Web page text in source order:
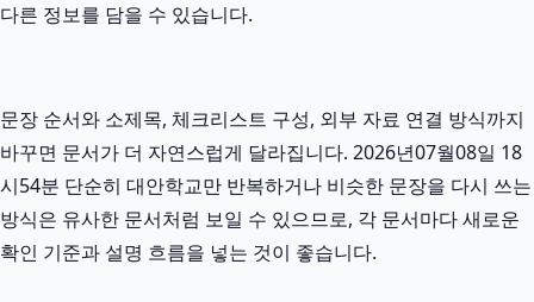
다른 정보를 담을 수 있습니다.
문장 순서와 소제목, 체크리스트 구성, 외부 자료 연결 방식까지
바꾸면 문서가 더 자연스럽게 달라집니다. 2026년07월08일 18
시54분 단순히 대안학교만 반복하거나 비슷한 문장을 다시 쓰는
방식은 유사한 문서처럼 보일 수 있으므로, 각 문서마다 새로운
확인 기준과 설명 흐름을 넣는 것이 좋습니다.